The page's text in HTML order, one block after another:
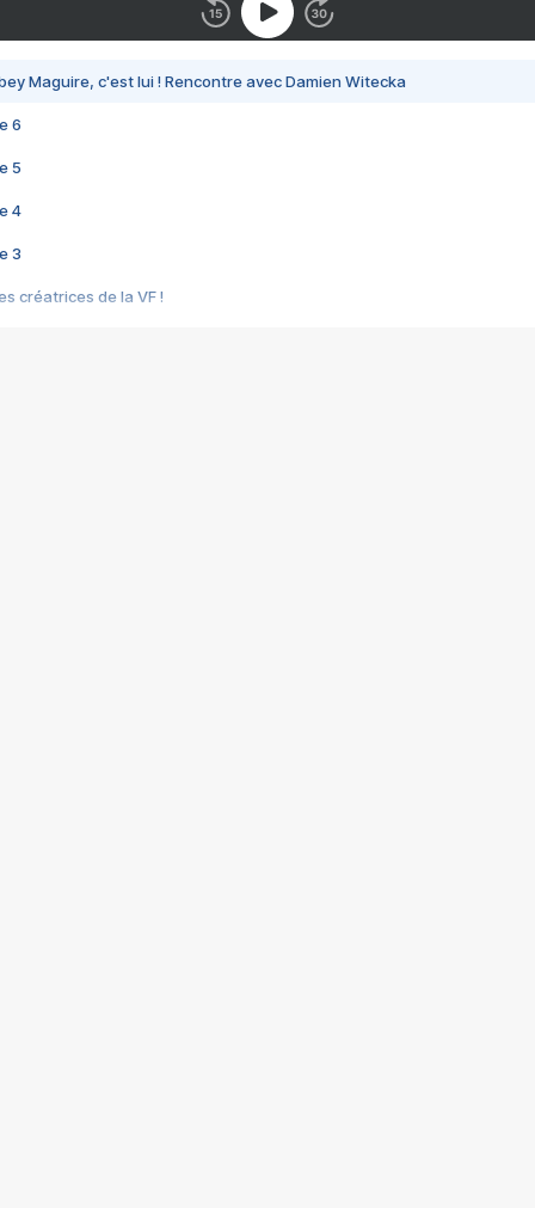
Maguire, c'est lui ! Rencontre avec Damien Witecka
6
5
4
3
créatrices de la VF !